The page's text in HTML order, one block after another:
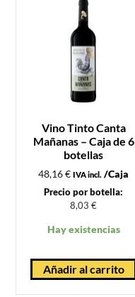
Vino Tinto Canta
Mañanas – Caja de 6
botellas
48,16€ IVA incl. /Caja
Precio por botella:
8,03€
Hay existencias
Añadir al carrito